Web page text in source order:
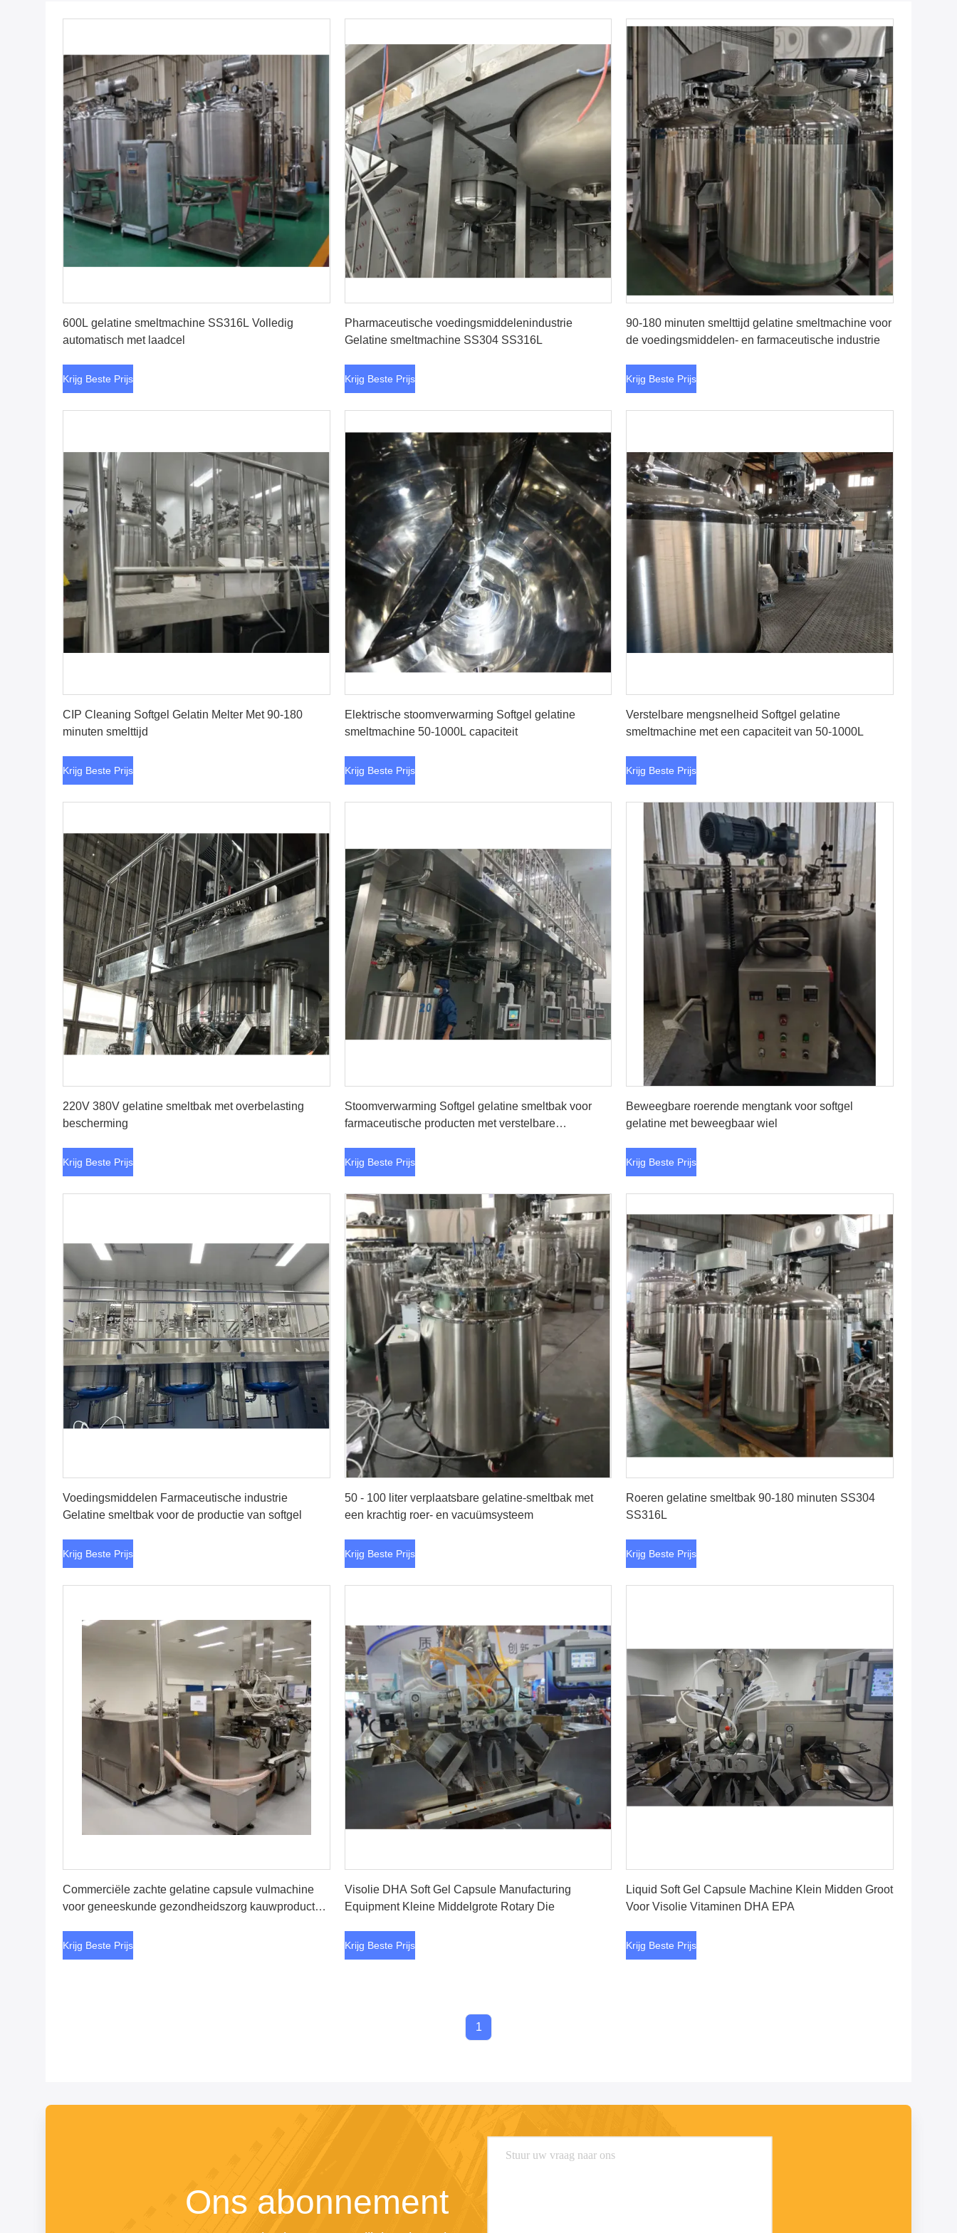
600L gelatine smeltmachine SS316L Volledig
automatisch met laadcel
Krijg Beste Prijs
Pharmaceutische voedingsmiddelenindustrie
Gelatine smeltmachine SS304 SS316L
Krijg Beste Prijs
90-180 minuten smelttijd gelatine smeltmachine voor
de voedingsmiddelen- en farmaceutische industrie
Krijg Beste Prijs
CIP Cleaning Softgel Gelatin Melter Met 90-180
minuten smelttijd
Krijg Beste Prijs
Elektrische stoomverwarming Softgel gelatine
smeltmachine 50-1000L capaciteit
Krijg Beste Prijs
Verstelbare mengsnelheid Softgel gelatine
smeltmachine met een capaciteit van 50-1000L
Krijg Beste Prijs
220V 380V gelatine smeltbak met overbelasting
bescherming
Krijg Beste Prijs
Stoomverwarming Softgel gelatine smeltbak voor
farmaceutische producten met verstelbare
Krijg Beste Prijs
Beweegbare roerende mengtank voor softgel
gelatine met beweegbaar wiel
Krijg Beste Prijs
Voedingsmiddelen Farmaceutische industrie
Gelatine smeltbak voor de productie van softgel
Krijg Beste Prijs
50 - 100 liter verplaatsbare gelatine-smeltbak met
een krachtig roer- en vacuümsysteem
Krijg Beste Prijs
Roeren gelatine smeltbak 90-180 minuten SS304
SS316L
Krijg Beste Prijs
Commerciële zachte gelatine capsule vulmachine
voor geneeskunde gezondheidszorg kauwproducten
Krijg Beste Prijs
Visolie DHA Soft Gel Capsule Manufacturing
Equipment Kleine Middelgrote Rotary Die
Krijg Beste Prijs
Liquid Soft Gel Capsule Machine Klein Midden Groot
Voor Visolie Vitaminen DHA EPA
Krijg Beste Prijs
1
Ons abonnement